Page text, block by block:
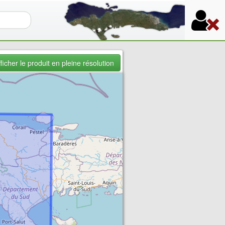
de recherche
le produit en pleine résolution